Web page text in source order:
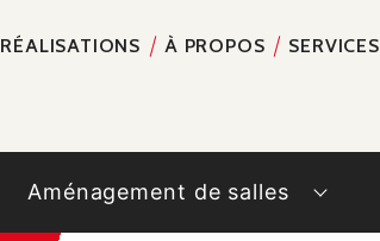
RÉALISATIONS À PROPOS SERVICES
Aménagement de salles